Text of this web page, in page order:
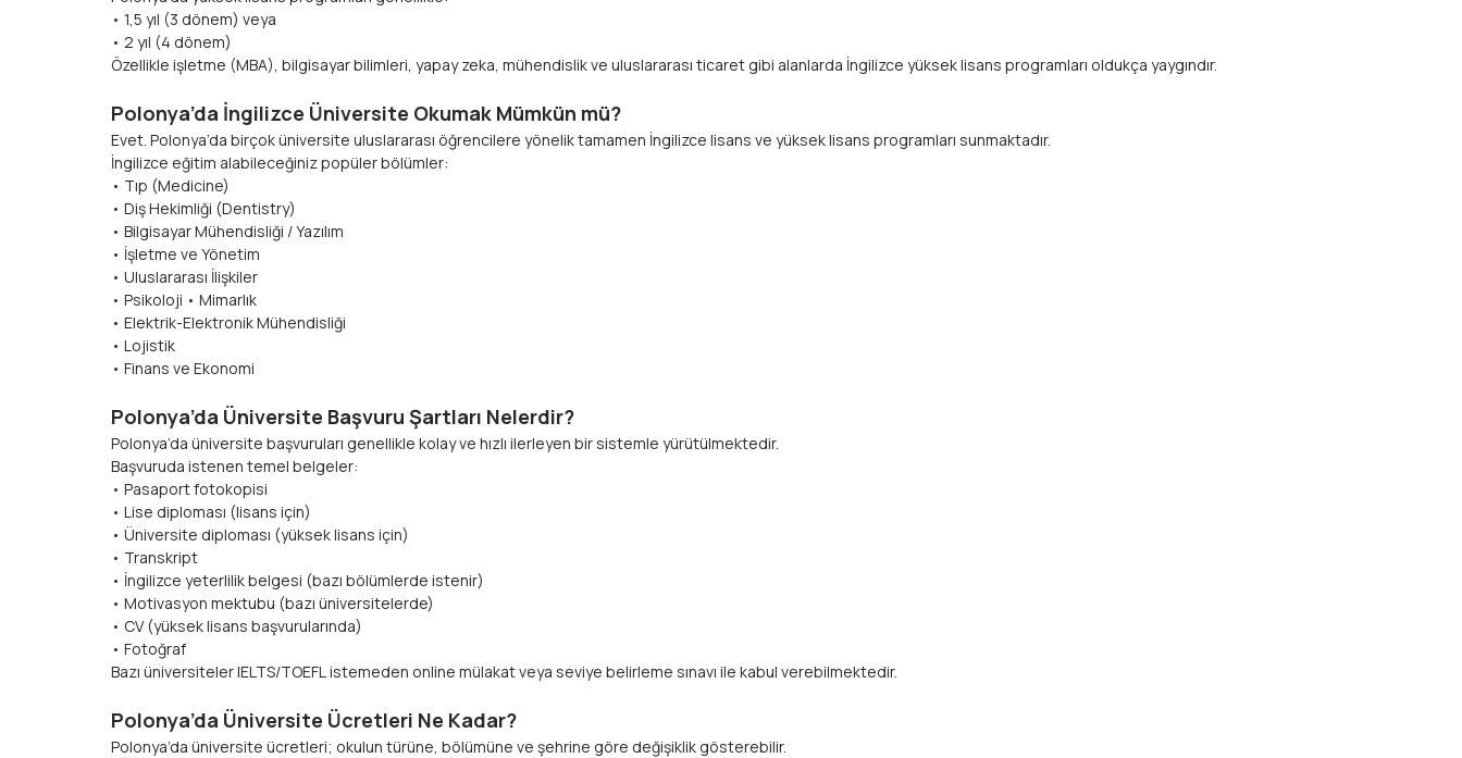
• 1,5 yıl (3 dönem) veya
• 2 yıl (4 dönem)
Özellikle işletme (MBA), bilgisayar bilimleri, yapay zeka, mühendislik ve uluslararası ticaret gibi alanlarda İngilizce yüksek lisans programları oldukça yaygındır.
Polonya’da İngilizce Üniversite Okumak Mümkün mü?
Evet. Polonya’da birçok üniversite uluslararası öğrencilere yönelik tamamen İngilizce lisans ve yüksek lisans programları sunmaktadır.
İngilizce eğitim alabileceğiniz popüler bölümler:
• Tıp (Medicine)
• Diş Hekimliği (Dentistry)
• Bilgisayar Mühendisliği / Yazılım
• İşletme ve Yönetim
• Uluslararası İlişkiler
• Psikoloji • Mimarlık
• Elektrik-Elektronik Mühendisliği
• Lojistik
• Finans ve Ekonomi
Polonya’da Üniversite Başvuru Şartları Nelerdir?​​​​​​​
Polonya’da üniversite başvuruları genellikle kolay ve hızlı ilerleyen bir sistemle yürütülmektedir.
Başvuruda istenen temel belgeler:
• Pasaport fotokopisi
• Lise diploması (lisans için)
• Üniversite diploması (yüksek lisans için)
• Transkript
• İngilizce yeterlilik belgesi (bazı bölümlerde istenir)
• Motivasyon mektubu (bazı üniversitelerde)
• CV (yüksek lisans başvurularında)
• Fotoğraf
Bazı üniversiteler IELTS/TOEFL istemeden online mülakat veya seviye belirleme sınavı ile kabul verebilmektedir.
Polonya’da Üniversite Ücretleri Ne Kadar?​​​​​​​
Polonya’da üniversite ücretleri; okulun türüne, bölümüne ve şehrine göre değişiklik gösterebilir.